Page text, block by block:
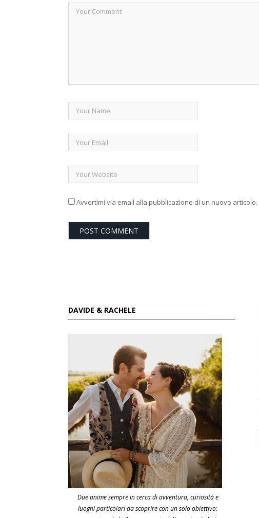
Avvertimi via email alla pubblicazione di un nuovo articolo.
DAVIDE & RACHELE
Due anime sempre in cerca di avventura, curiosità e
luoghi particolari da scoprire con un solo obiettivo: